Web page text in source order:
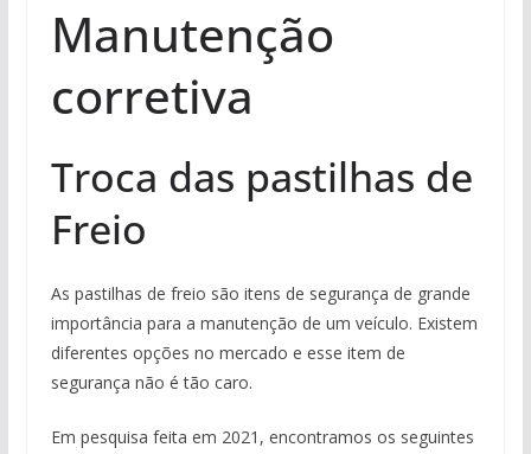
Manutenção
corretiva
Troca das pastilhas de
Freio
As pastilhas de freio são itens de segurança de grande
importância para a manutenção de um veículo. Existem
diferentes opções no mercado e esse item de
segurança não é tão caro.
Em pesquisa feita em 2021, encontramos os seguintes